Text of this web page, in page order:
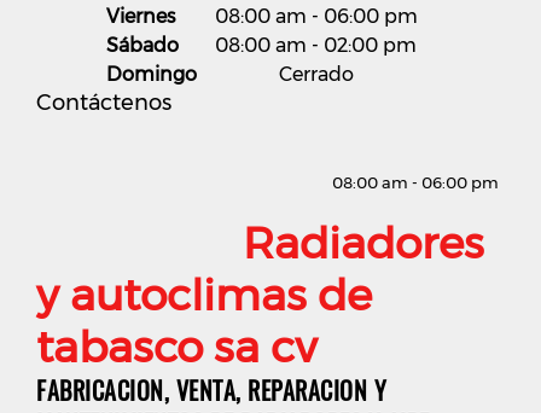
Viernes
08:00 am - 06:00 pm
Sábado
08:00 am - 02:00 pm
Domingo
Cerrado
Contáctenos
08:00 am - 06:00 pm
Radiadores
y autoclimas de
tabasco sa cv
FABRICACION, VENTA, REPARACION Y